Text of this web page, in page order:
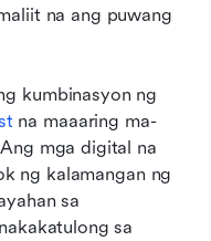
na ang puwang
na maaaring ma-
mga digital na
ng kalamangan ng
sa
sa